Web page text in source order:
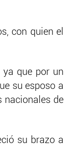
con quien el
que por un
su esposo a
nacionales de
su brazo a